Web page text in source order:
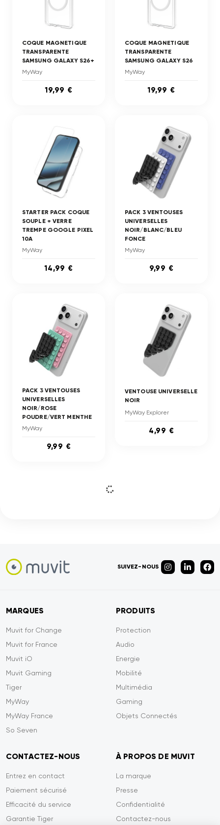
COQUE MAGNETIQUE
TRANSPARENTE
SAMSUNG GALAXY S26+
MyWay
19,99 €
COQUE MAGNETIQUE
TRANSPARENTE
SAMSUNG GALAXY S26
MyWay
19,99 €
STARTER PACK COQUE
SOUPLE + VERRE
TREMPE GOOGLE PIXEL
10A
MyWay
14,99 €
PACK 3 VENTOUSES
UNIVERSELLES
NOIR/BLANC/BLEU
FONCE
MyWay
9,99 €
PACK 3 VENTOUSES
UNIVERSELLES
NOIR/ROSE
POUDRE/VERT MENTHE
MyWay
9,99 €
VENTOUSE UNIVERSELLE
NOIR
MyWay Explorer
4,99 €
SUIVEZ-NOUS
MARQUES
Muvit for Change
Muvit for France
Muvit iO
Muvit Gaming
Tiger
MyWay
MyWay France
So Seven
PRODUITS
Protection
Audio
Energie
Mobilité
Multimédia
Gaming
Objets Connectés
CONTACTEZ-NOUS
Entrez en contact
Paiement sécurisé
Efficacité du service
Garantie Tiger
À PROPOS DE MUVIT
La marque
Presse
Confidentialité
Contactez-nous